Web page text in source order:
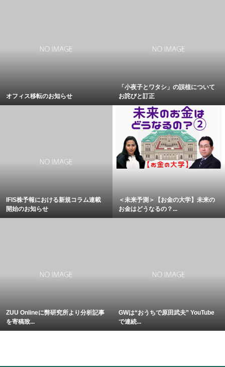
オフィス移転のお知らせ
「小夜子とワタシ」の誤植について
お詫びと訂正
IFIS株予報における新規コラム連載
開始のお知らせ
＜未来予測＞【お金の大学】未来の
お金はどうなるの？...
ZUU Onlineに弊研究所より分析記事
を寄稿致...
GWは“おうちで原田武夫” YouTube
で連続...